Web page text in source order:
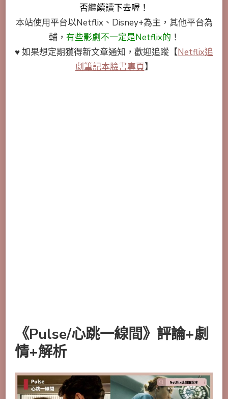
否繼續讀下去喔！
本站使用平台以Netflix、Disney+為主，其他平台為
輔， 有些影劇不一定是Netflix的 ！
♥ 如果想定期獲得新文章通知，歡迎追蹤 【Netflix追
劇筆記本臉書專頁】
《Pulse/心跳一線間》評論+劇
情+解析